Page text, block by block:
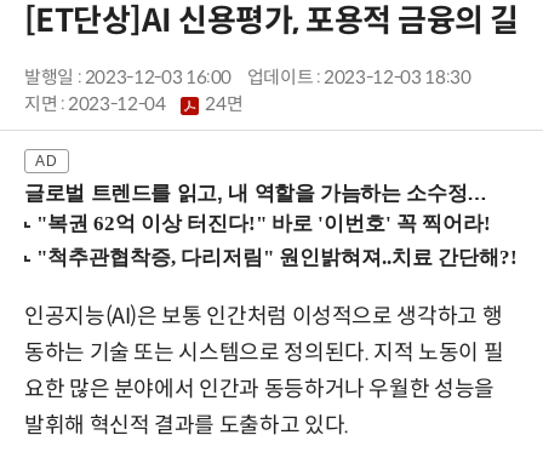
[ET단상]AI 신용평가, 포용적 금융의 길
발행일 : 2023-12-03 16:00
업데이트 : 2023-12-03 18:30
지면 :2023-12-04 24면
글로벌 트렌드를 읽고, 내 역할을 가늠하는 소수정예 실습 워크숍 (8/28 신논현역)
인공지능(AI)은 보통 인간처럼 이성적으로 생각하고 행
동하는 기술 또는 시스템으로 정의된다. 지적 노동이 필
요한 많은 분야에서 인간과 동등하거나 우월한 성능을
발휘해 혁신적 결과를 도출하고 있다.